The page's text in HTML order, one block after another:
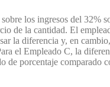
los ingresos del 32%
de la cantidad. El
la diferencia y, en
el Empleado C, la
de porcentaje comparado